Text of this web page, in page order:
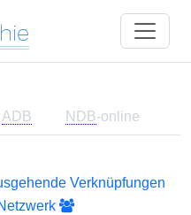
ADB NDB-online
Verknüpfungen